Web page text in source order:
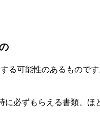
る可能性のあるものです
に必ずもらえる書類、ほ